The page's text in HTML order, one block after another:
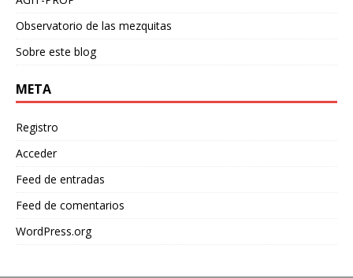
Observatorio de las mezquitas
Sobre este blog
META
Registro
Acceder
Feed de entradas
Feed de comentarios
WordPress.org